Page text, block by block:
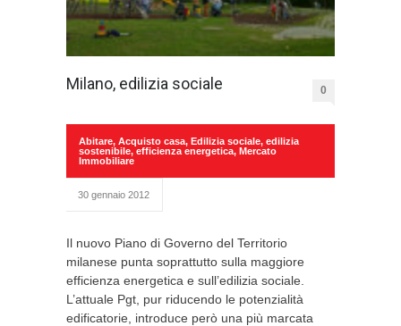
Milano, edilizia sociale 0
Abitare, Acquisto casa, Edilizia sociale, edilizia
sostenibile, efficienza energetica, Mercato
Immobiliare
30 gennaio 2012
Il nuovo Piano di Governo del Territorio
milanese punta soprattutto sulla maggiore
efficienza energetica e sull’edilizia sociale.
L’attuale Pgt, pur riducendo le potenzialità
edificatorie, introduce però una più marcata